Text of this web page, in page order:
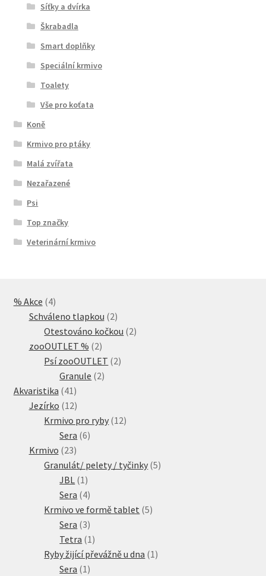
Síťky a dvírka
Škrabadla
Smart doplňky
Speciální krmivo
Toalety
Vše pro koťata
Koně
Krmivo pro ptáky
Malá zvířata
Nezařazené
Psi
Top značky
Veterinární krmivo
% Akce 44
produkty
Schváleno tlapkou 22
produkty
Otestováno kočkou 22
zooOUTLET % 22
produkty
Psí zooOUTLET 22
Granule 22
Akvaristika 41 41
produktů
Jezírko 1212
produktů
Krmivo pro ryby 1212
Sera 66
Krmivo 2323
produktů
Granulát/ pelety / tyčinky 55
JBL 1 1
produkt
Sera 44
produkty
Krmivo ve formě tablet 55
Sera 33
produkty
Tetra 1 1
produkt
Ryby žijící převážně u dna 1 1
Sera 1 1